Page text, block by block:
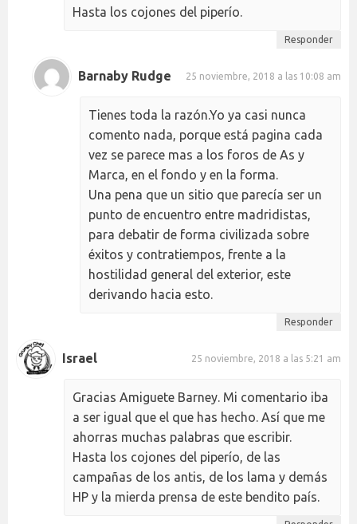
Hasta los cojones del piperío.
Responder
Barnaby Rudge 25 noviembre, 2018 a las 10:08 am
Tienes toda la razón.Yo ya casi nunca
comento nada, porque está pagina cada
vez se parece mas a los foros de As y
Marca, en el fondo y en la forma.
Una pena que un sitio que parecía ser un
punto de encuentro entre madridistas,
para debatir de forma civilizada sobre
éxitos y contratiempos, frente a la
hostilidad general del exterior, este
derivando hacia esto.
Responder
Israel 25 noviembre, 2018 a las 5:21 am
Gracias Amiguete Barney. Mi comentario iba
a ser igual que el que has hecho. Así que me
ahorras muchas palabras que escribir.
Hasta los cojones del piperío, de las
campañas de los antis, de los lama y demás
HP y la mierda prensa de este bendito país.